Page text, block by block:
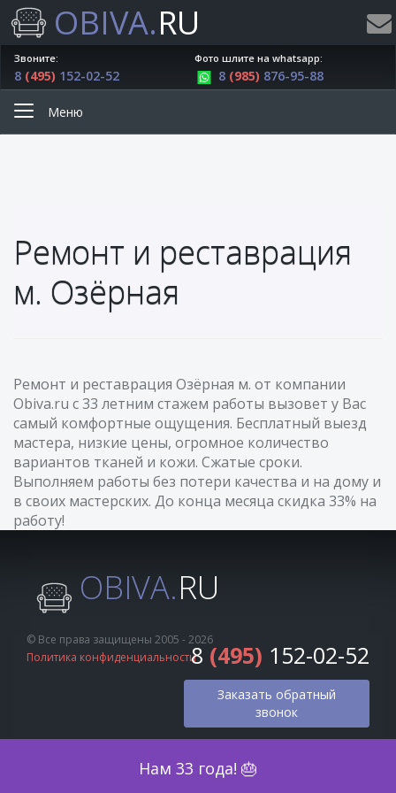
OBIVA.RU
Нам 33 года! 🎂
Звоните:
8 (495) 152-02-52
Фото шлите на whatsapp:
8 (985) 876-95-88
Меню
Ремонт и реставрация
м. Озёрная
Ремонт и реставрация Озёрная м. от компании
Obiva.ru с 33 летним стажем работы вызовет у Вас
самый комфортные ощущения. Бесплатный выезд
мастера, низкие цены, огромное количество
вариантов тканей и кожи. Сжатые сроки.
Выполняем работы без потери качества и на дому и
в своих мастерских. До конца месяца скидка 33% на
работу!
OBIVA.RU
© Все права защищены 2005 - 2026
Политика конфиденциальности8 (495) 152-02-52
Заказать обратный
звонок